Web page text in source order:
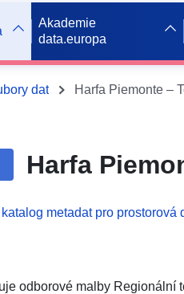
Akademie
data.europa
dat Harfa Piemonte –
Harfa
katalog metadat pro prostorová
odborové malby Regionální